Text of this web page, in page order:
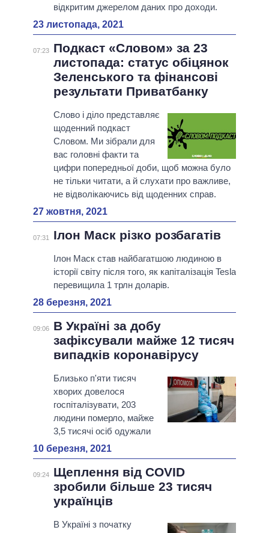
відкритим джерелом даних про доходи.
23 листопада, 2021
07:23
Подкаст «Словом» за 23
листопада: статус обіцянок
Зеленського та фінансові
результати Приватбанку
Слово і діло представляє
щоденний подкаст
Словом. Ми зібрали для
вас головні факти та
цифри попередньої доби, щоб можна було
не тільки читати, а й слухати про важливе,
не відволікаючись від щоденних справ.
27 жовтня, 2021
07:31 Ілон Маск різко розбагатів
Ілон Маск став найбагатшою людиною в
історії світу після того, як капіталізація Tesla
перевищила 1 трлн доларів.
28 березня, 2021
09:06
В Україні за добу
зафіксували майже 12 тисяч
випадків коронавірусу
Близько п'яти тисяч
хворих довелося
госпіталізувати, 203
людини померло, майже
3,5 тисячі осіб одужали
10 березня, 2021
09:24
Щеплення від COVID
зробили більше 23 тисяч
українців
В Україні з початку